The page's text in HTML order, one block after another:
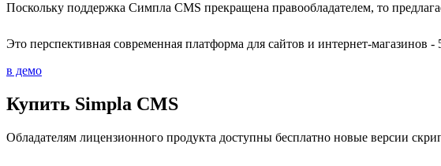
Поскольку поддержка Симпла CMS прекращена правообладателем, то
Это перспективная современная платформа для сайтов и интернет-магазинов -
в демо
Купить Simpla CMS
Обладателям лицензионного продукта доступны бесплатно новые версии